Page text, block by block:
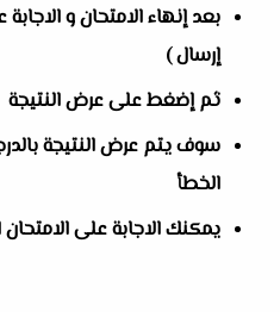
بعد إنهاء الامتحان و
إرسال )
ثم إضغط على عرض النتيجة
سوف يتم عرض النتيجة
الخطأ
يمكنك الاجابة على